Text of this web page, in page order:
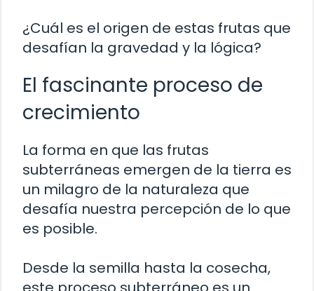
¿Cuál es el origen de estas frutas que
desafían la gravedad y la lógica?
El fascinante proceso de
crecimiento
La forma en que las frutas
subterráneas emergen de la tierra es
un milagro de la naturaleza que
desafía nuestra percepción de lo que
es posible.
Desde la semilla hasta la cosecha,